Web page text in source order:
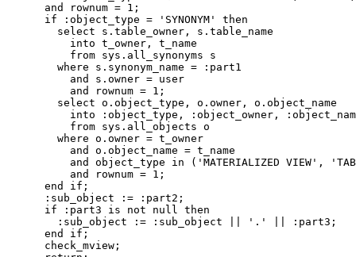
and rownum = 1;
if :object_type = 'SYNONYM' then
select s.table_owner, s.table_name
into t_owner, t_name
from sys.all_synonyms s
where s.synonym_name = :part1
and s.owner = user
and rownum = 1;
select o.object_type, o.owner, o.object_name
into :object_type, :object_owner,
from sys.all_objects o
where o.owner = t_owner
and o.object_name = t_name
and object_type in ('MATERIALIZED VIEW', 'TABLE',
and rownum = 1;
end if;
:sub_object := :part2;
if :part3 is not null then
:sub_object := :sub_object || '.' || :part3;
end if;
check_mview;